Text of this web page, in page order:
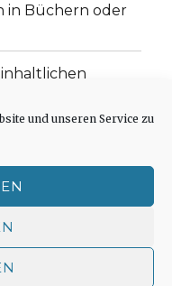
und unseren Service zu
in Büchern oder